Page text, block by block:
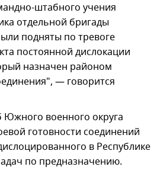
штабного учения
отдельной бригады
подняты по тревоге
постоянной дислокации
назначен районом
— говорится
военного округа
готовности соединений
в Республике
по предназначению.